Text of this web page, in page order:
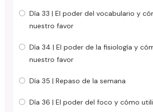
Día 33 | El poder del vocabulario y
nuestro favor
Día 34 | El poder de la fisiología y
nuestro favor
Día 35 | Repaso de la semana
Día 36 | El poder del foco y cómo